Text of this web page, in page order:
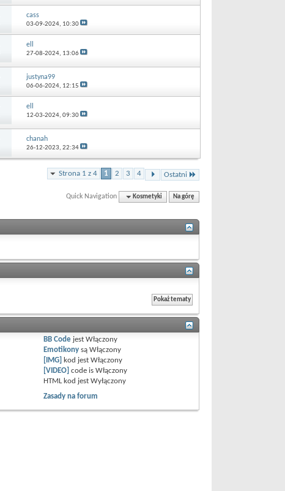
cass
03-09-2024, 10:30
ell
27-08-2024, 13:06
justyna99
06-06-2024, 12:15
ell
12-03-2024, 09:30
chanah
26-12-2023, 22:34
Strona 1 z 4 1 2 3 4 Ostatni
Quick Navigation Kosmetyki Na górę
BB Code jestWłączony
Emotikony sąWłączony
[IMG] kod jestWłączony
[VIDEO] code isWłączony
HTML kod jestWyłączony
Zasady na forum